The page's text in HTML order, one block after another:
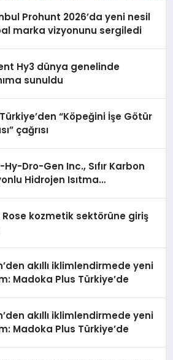
Prohunt 2026’da yeni nesil
marka vizyonunu sergiledi
Hy3 dünya genelinde
sunuldu
“Köpeğini İşe Götür
çağrısı
Hy-Dro-Gen Inc., Sıfır Karbon
Hidrojen Isıtma
Rose kozmetik sektörüne giriş
akıllı iklimlendirmede yeni
Madoka Plus Türkiye’de
akıllı iklimlendirmede yeni
Madoka Plus Türkiye’de